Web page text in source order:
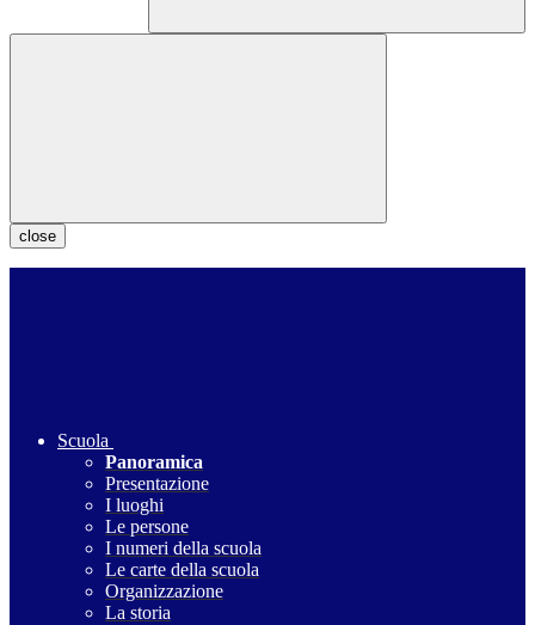
close
Scuola
Panoramica
Presentazione
I luoghi
Le persone
I numeri della scuola
Le carte della scuola
Organizzazione
La storia